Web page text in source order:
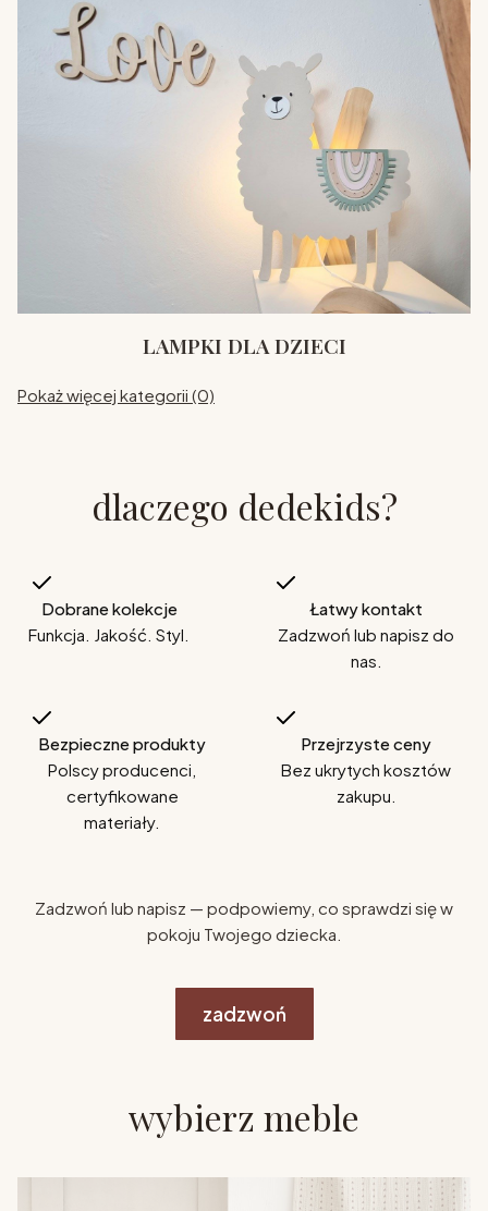
LAMPKI DLA DZIECI
Pokaż więcej kategorii (0)
dlaczego dedekids?
Dobrane kolekcje
Funkcja. Jakość. Styl.
Łatwy kontakt
Zadzwoń lub napisz do
nas.
Bezpieczne produkty
Polscy producenci,
certyfikowane
materiały.
Przejrzyste ceny
Bez ukrytych kosztów
zakupu.
Zadzwoń lub napisz — podpowiemy, co sprawdzi się w
pokoju Twojego dziecka.
zadzwoń
wybierz meble